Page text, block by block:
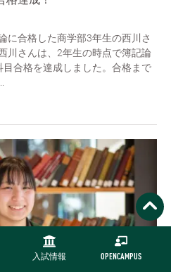
入試情報 OPENCAMPUS
に合格した商学部3年生の西川さ
川さんは、2年生の時点で簿記論
合格を達成しました。合格まで